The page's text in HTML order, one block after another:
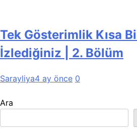
Tek Gösterimlik Kısa
İzlediğiniz | 2. Bölüm
Sarayliya4 ay önce 0
Ara